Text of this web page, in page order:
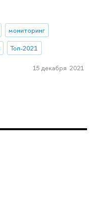
мониторинг
Топ-2021
15 декабря 2021